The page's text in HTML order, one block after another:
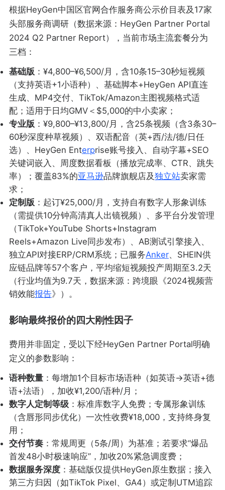
根据HeyGen中国区官网合作服务商公示价目表及17家
头部服务商调研（数据来源：HeyGen Partner Portal
2024 Q2 Partner Report），当前市场主流套餐分为
三档：
基础版 ：¥4,800–¥6,500/月，含10条15–30秒短视频
（支持英语+1小语种）、基础脚本+HeyGen API直连
生成、MP4交付、TikTok/Amazon主图视频格式适
配；适用于日均GMV＜$5,000的中小卖家；
专业版 ：¥9,800–¥13,800/月，含25条视频（含3条30–
60秒深度种草视频）、双语配音（英+西/法/德/日任
选）、HeyGen Enterprise账号接入、自动字幕+SEO
关键词嵌入、周度数据看板（播放完成率、CTR、跳失
率）；覆盖83%的亚马逊品牌旗舰店及独立站卖家需
求；
定制版 ：起订¥25,000/月，支持自有数字人形象训练
（需提供10分钟高清真人出镜视频）、多平台分发管理
（TikTok+YouTube Shorts+Instagram
Reels+Amazon Live同步发布）、AB测试引擎接入、
独立API对接ERP/CRM系统；已服务Anker、SHEIN供
应链品牌等57个客户，平均缩短视频投产周期至3.2天
（行业均值为9.7天，数据来源：跨境眼《2024视频营
销效能报告》）。
影响最终报价的四大刚性因子
费用并非固定，受以下经HeyGen Partner Portal明确
定义的参数影响：
语种数量：每增加1个目标市场语种（如英语→英语+德
语+法语），加收¥1,200/语种/月；
数字人定制等级：标准库数字人免费；专属形象训练
（含唇形同步优化）一次性收费¥18,000，支持终身复
用；
交付节奏：常规周更（5条/周）为基准；若要求“爆品
首发48小时极速响应”，加收20%紧急调度费；
数据服务深度：基础版仅提供HeyGen原生数据；接入
第三方归因（如TikTok Pixel、GA4）或定制UTM追踪